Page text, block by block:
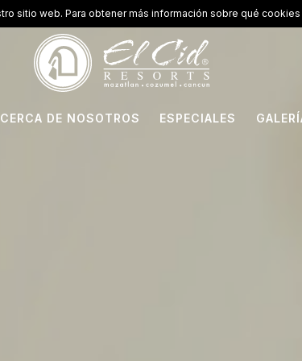
sitio web. Para obtener más información sobre qué
DE NOSOTROS ESPECIALES